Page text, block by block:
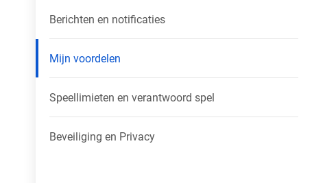
Berichten en notificaties
Mijn voordelen
Speellimieten en verantwoord spel
Beveiliging en Privacy